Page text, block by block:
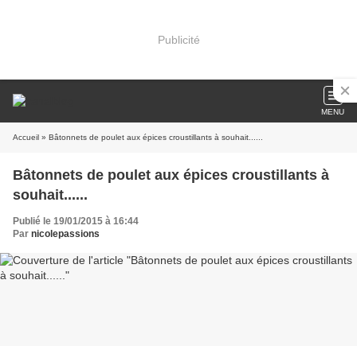
Publicité
MENU
Accueil » Bâtonnets de poulet aux épices croustillants à souhait......
Bâtonnets de poulet aux épices croustillants à
souhait......
Publié le 19/01/2015 à 16:44
Par nicolepassions